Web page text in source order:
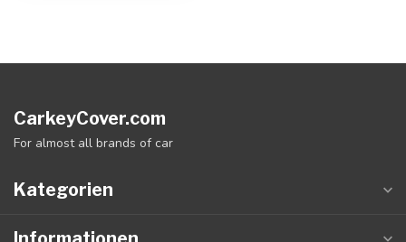
CarkeyCover.com
For almost all brands of car
Kategorien